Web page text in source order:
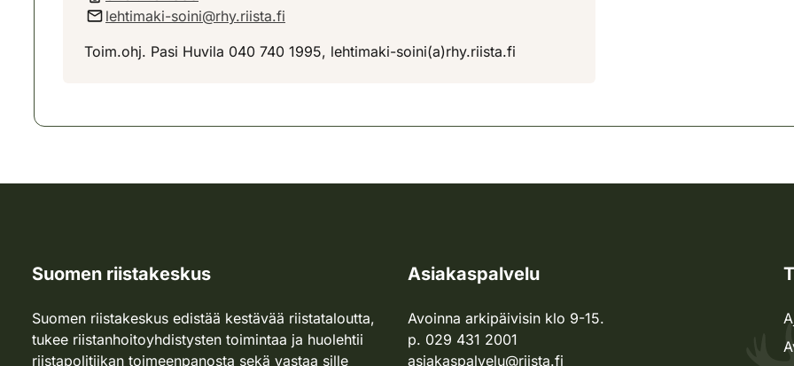
lehtimaki-soini@rhy.riista.fi
Toim.ohj. Pasi Huvila 040 740 1995, lehtimaki-soini(a)rhy.riista.fi
Suomen riistakeskus
Suomen riistakeskus edistää kestävää riistataloutta,
tukee riistanhoitoyhdistysten toimintaa ja huolehtii
riistapolitiikan toimeenpanosta sekä vastaa sille
Asiakaspalvelu
Avoinna arkipäivisin klo 9-15.
p. 029 431 2001
asiakaspalvelu@riista.fi